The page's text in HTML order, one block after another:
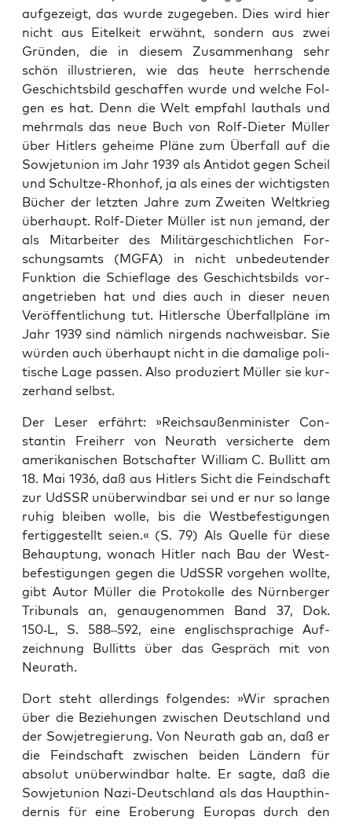
auf­ge­zeigt, das wur­de zuge­ge­ben. Dies wird hier
nicht aus Eitel­keit erwähnt, son­dern aus zwei
Grün­den, die in die­sem Zusam­men­hang sehr
schön illus­trie­ren, wie das heu­te herr­schen­de
Geschichts­bild geschaf­fen wur­de und wel­che Fol­
gen es hat. Denn die Welt emp­fahl laut­hals und
mehr­mals das neue Buch von Rolf-Die­ter Mül­ler
über Hit­lers gehei­me Plä­ne zum Über­fall auf die
Sowjet­uni­on im Jahr 1939 als Anti­dot gegen Scheil
und Schult­ze-Rhon­hof, ja als eines der wich­tigs­ten
Bücher der letz­ten Jah­re zum Zwei­ten Welt­krieg
über­haupt. Rolf-Die­ter Mül­ler ist nun jemand, der
als Mit­ar­bei­ter des Mili­tär­ge­schicht­li­chen For­
schungs­amts (MGFA) in nicht unbe­deu­ten­der
Funk­ti­on die Schief­la­ge des Geschichts­bilds vor­
an­ge­trie­ben hat und dies auch in die­ser neu­en
Ver­öf­fent­li­chung tut. Hit­ler­sche Über­fall­plä­ne im
Jahr 1939 sind näm­lich nir­gends nach­weis­bar. Sie
wür­den auch über­haupt nicht in die dama­li­ge poli­
ti­sche Lage pas­sen. Also pro­du­ziert Mül­ler sie kur­
zer­hand selbst.
Der Leser erfährt: »Reichs­au­ßen­mi­nis­ter Con­
stan­tin Frei­herr von Neu­r­a­th ver­si­cher­te dem
ame­ri­ka­ni­schen Bot­schaf­ter Wil­liam C. Bul­litt am
18. Mai 1936, daß aus Hit­lers Sicht die Feind­schaft
zur UdSSR unüber­wind­bar sei und er nur so lan­ge
ruhig blei­ben wol­le, bis die West­be­fes­ti­gun­gen
fer­tig­ge­stellt sei­en.« (S. 79) Als Quel­le für die­se
Behaup­tung, wonach Hit­ler nach Bau der West­
be­fes­ti­gun­gen gegen die UdSSR vor­ge­hen woll­te,
gibt Autor Mül­ler die Pro­to­kol­le des Nürn­ber­ger
Tri­bu­nals an, genau­ge­nom­men Band 37, Dok.
150‑L, S. 588–592, eine eng­lisch­spra­chi­ge Auf­
zeich­nung Bul­litts über das Gespräch mit von
Neurath.
Dort steht aller­dings fol­gen­des: »Wir spra­chen
über die Bezie­hun­gen zwi­schen Deutsch­land und
der Sowjet­re­gie­rung. Von Neu­r­a­th gab an, daß er
die Feind­schaft zwi­schen bei­den Län­dern für
abso­lut unüber­wind­bar hal­te. Er sag­te, daß die
Sowjet­uni­on Nazi-Deutsch­land als das Haupt­hin­
der­nis für eine Erobe­rung Euro­pas durch den